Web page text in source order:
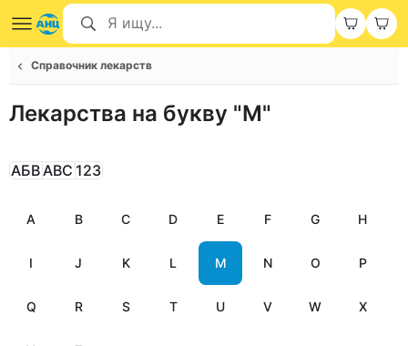
Справочник лекарств
Лекарства на букву "M"
АБВABC 123
A B C D E F G H
I J K L M N O P
Q R S T U V W X